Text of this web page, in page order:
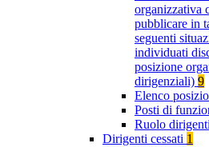
organizzativa
pubblicare in
seguenti
individuati
posizione
dirigenziali) 9
Elenco
Posti di
Ruolo dirigenti
Dirigenti cessati 1